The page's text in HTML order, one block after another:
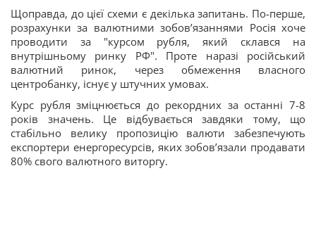
Щоправда, до цієї схеми є декілька запитань. По-перше,
розрахунки за валютними зобов’язаннями Росія хоче
проводити за "курсом рубля, який склався на
внутрішньому ринку РФ". Проте наразі російський
валютний ринок, через обмеження власного
центробанку, існує у штучних умовах.
Курс рубля зміцнюється до рекордних за останні 7-8
років значень. Це відбувається завдяки тому, що
стабільно велику пропозицію валюти забезпечують
експортери енергоресурсів, яких зобов’язали продавати
80% свого валютного виторгу.